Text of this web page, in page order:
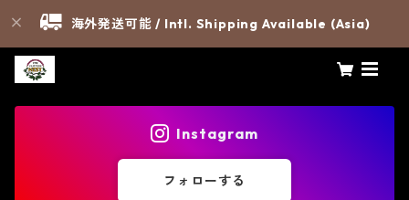
海外発送可能 / Intl. Shipping Available (Asia)
Instagram
フォローする